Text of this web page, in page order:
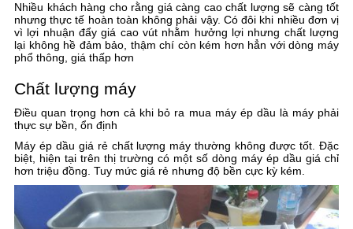
Nhiều khách hàng cho rằng giá càng cao chất lượng sẽ càng tốt
nhưng thực tế hoàn toàn không phải vậy. Có đôi khi nhiều đơn vị
vì lợi nhuận đẩy giá cao vút nhằm hưởng lợi nhưng chất lượng
lại không hề đảm bảo, thậm chí còn kém hơn hẳn với dòng máy
phổ thông, giá thấp hơn
Chất lượng máy
Điều quan trọng hơn cả khi bỏ ra mua máy ép dầu là máy phải
thực sự bền, ổn định
Máy ép dầu giá rẻ chất lượng máy thường không được tốt. Đặc
biệt, hiện tại trên thị trường có một số dòng máy ép dầu giá chỉ
hơn triệu đồng. Tuy mức giá rẻ nhưng độ bền cực kỳ kém.